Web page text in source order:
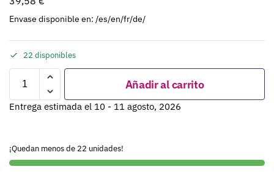
Envase disponible en: /es/en/fr/de/
22 disponibles
Añadir al carrito
Entrega estimada el 10 - 11 agosto, 2026
¡Quedan menos de 22 unidades!